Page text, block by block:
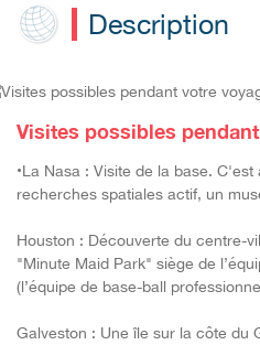
Description
Visites possibles
•La Nasa : Visite de la base.
recherches spatiales actif, un
Houston : Découverte du centre-
"Minute Maid Park" siège de
(l’équipe de base-ball
Galveston : Une île sur la côte du